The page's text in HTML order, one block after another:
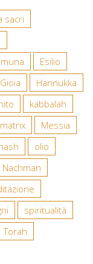
sacri
Esilio
Gioia
Hannukka
kabbalah
matrix
Messia
olio
Nachman
spiritualità
Torah